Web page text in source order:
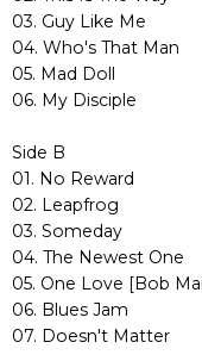
03. Guy Like Me
04. Who's That Man
05. Mad Doll
06. My Disciple
Side B
01. No Reward
02. Leapfrog
03. Someday
04. The Newest One
05. One Love [Bob
06. Blues Jam
07. Doesn't Matter